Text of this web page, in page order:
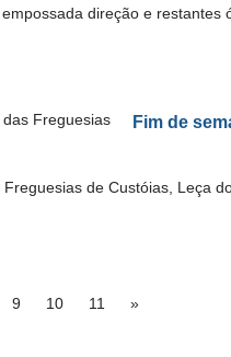
direção e restantes
Fim de
de Custóias, Leça
9 10 11 »